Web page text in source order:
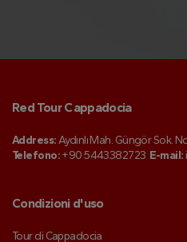
Red Tour Cappadocia
Address:Aydınlı Mah. Güngör Sok.
Telefono:+90 5443382723 E-mail:
Condizioni d'uso
Tour di Cappadocia